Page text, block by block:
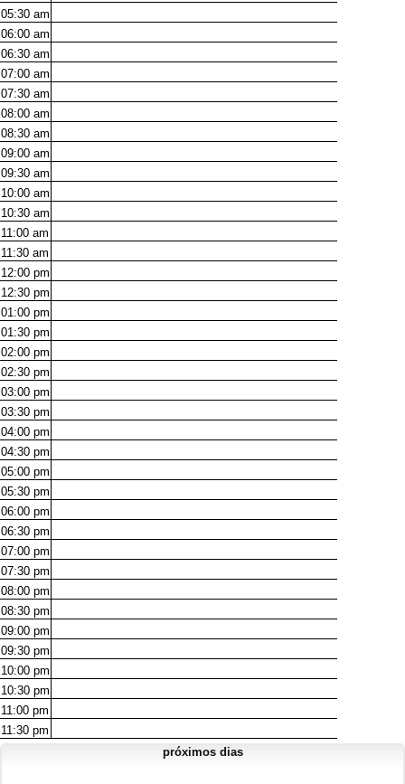
05:30 am
06:00 am
06:30 am
07:00 am
07:30 am
08:00 am
08:30 am
09:00 am
09:30 am
10:00 am
10:30 am
11:00 am
11:30 am
12:00 pm
12:30 pm
01:00 pm
01:30 pm
02:00 pm
02:30 pm
03:00 pm
03:30 pm
04:00 pm
04:30 pm
05:00 pm
05:30 pm
06:00 pm
06:30 pm
07:00 pm
07:30 pm
08:00 pm
08:30 pm
09:00 pm
09:30 pm
10:00 pm
10:30 pm
11:00 pm
11:30 pm
próximos dias